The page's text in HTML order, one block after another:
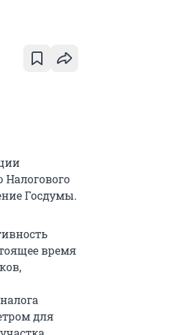
Налогового
Госдумы.
время
для